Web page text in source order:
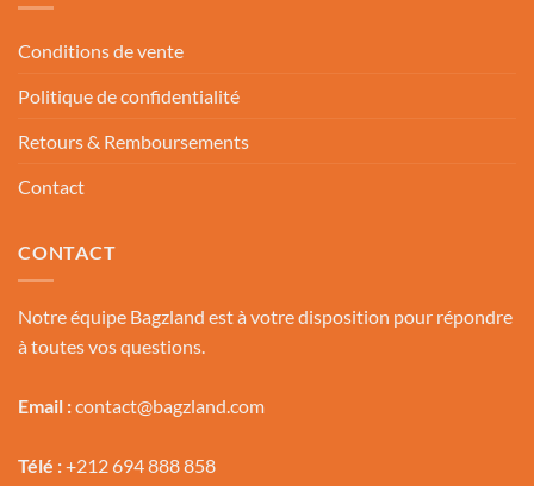
Conditions de vente
Politique de confidentialité
Retours & Remboursements
Contact
CONTACT
Notre équipe Bagzland est à votre disposition pour répondre
à toutes vos questions.
Email :contact@bagzland.com
Télé :+212 694 888 858